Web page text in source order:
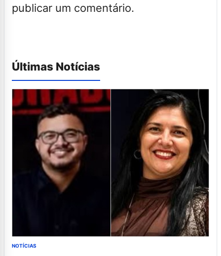
publicar um comentário.
Últimas Notícias
NOTÍCIAS